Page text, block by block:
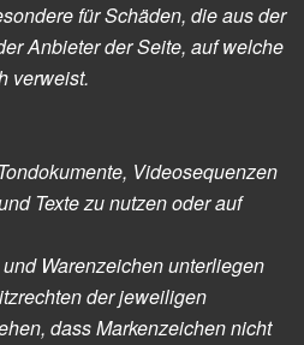
für Schäden, die aus der
Anbieter der Seite, auf welche
verweist.
Videosequenzen
Texte zu nutzen oder auf
Warenzeichen unterliegen
der jeweiligen
dass Markenzeichen nicht